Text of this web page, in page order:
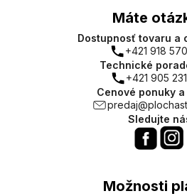
Máte
Dostupnosť tovaru a
+421 918
Technické
+421 905
Cenové ponuky
Sledujte
Možnosti